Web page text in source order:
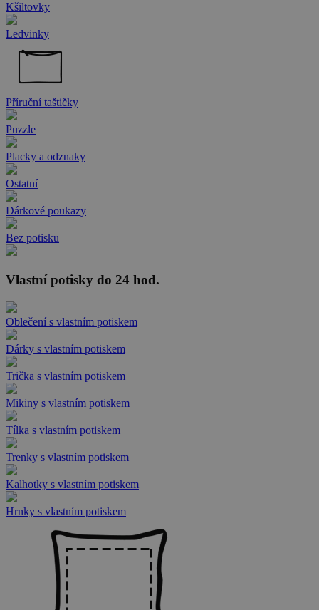
Kšiltovky
Ledvinky
Příruční taštičky
Puzzle
Placky a odznaky
Ostatní
Dárkové poukazy
Bez potisku
Vlastní potisky do 24 hod.
Oblečení s vlastním potiskem
Dárky s vlastním potiskem
Trička s vlastním potiskem
Mikiny s vlastním potiskem
Tílka s vlastním potiskem
Trenky s vlastním potiskem
Kalhotky s vlastním potiskem
Hrnky s vlastním potiskem